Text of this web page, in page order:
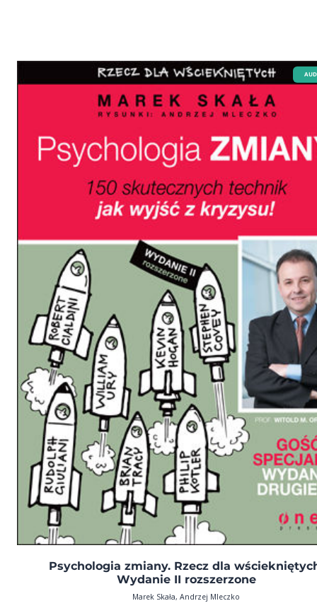
Psychologia zmiany. Rzecz dla
Wydanie II rozszerzone
Marek Skała, Andrzej Mleczko